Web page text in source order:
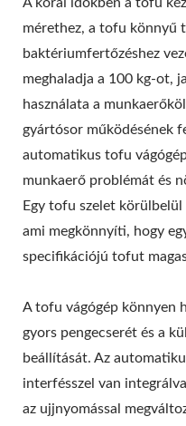
A korai időkben a tofu
mérethez, a tofu könnyű
baktériumfertőzéshez
meghaladja a 100 kg-ot,
használata a
gyártósor működésének
automatikus tofu
munkaerő problémát és
Egy tofu szelet
ami megkönnyíti, hogy
specifikációjú tofut
A tofu vágógép könnyen
gyors pengecserét és a
beállítását. Az
interfésszel van
az ujjnyomással